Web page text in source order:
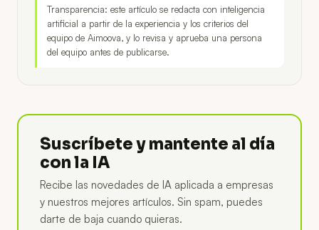
Transparencia: este artículo se redacta con inteligencia
artificial a partir de la experiencia y los criterios del
equipo de Aimoova, y lo revisa y aprueba una persona
del equipo antes de publicarse.
Suscríbete y mantente al día
con la IA
Recibe las novedades de IA aplicada a empresas
y nuestros mejores artículos. Sin spam, puedes
darte de baja cuando quieras.